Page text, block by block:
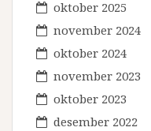
oktober 2025
november 2024
oktober 2024
november 2023
oktober 2023
desember 2022